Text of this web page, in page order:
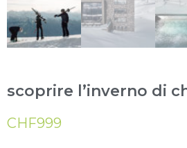
scoprire l’inverno di
CHF999